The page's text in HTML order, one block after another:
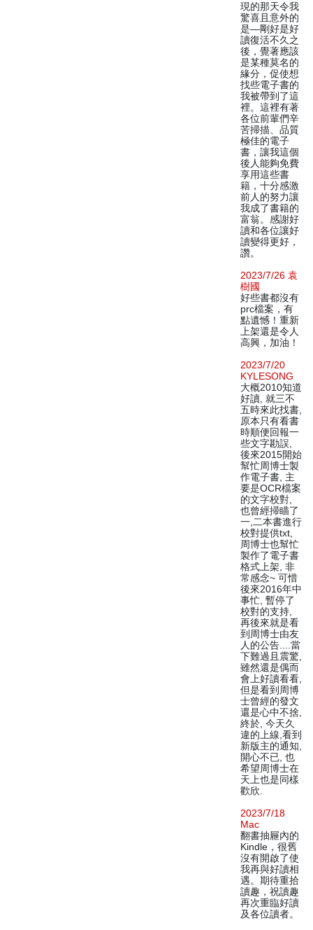
現的那天令我
驚喜且意外的
是—剛好是好
讀復活不久之
後，覺著應該
是某種莫名的
緣分，促使想
找些電子書的
我被帶到了這
裡。這裡有著
各位前輩們辛
苦掃描、品質
極佳的電子
書，讓我這個
後人能夠免費
享用這些書
籍，十分感激
前人的努力讓
我成了書籍的
富翁。感謝好
讀和各位讓好
讀變得更好，
讚。
2023/7/26 袁
樹國
好些書都沒有
prc檔案，有
點遺憾！重新
上架還是令人
高興，加油！
2023/7/20
KYLESONG
大概2010知道
好讀, 就三不
五時來此找書,
原本只有看書
時順便回報一
些文字勘誤,
後來2015開始
幫忙周博士製
作電子書, 主
要是OCR檔案
的文字校對,
也曾經掃瞄了
一,二本書進行
校對提供txt,
周博士也幫忙
製作了電子書
格式上架, 非
常感念~ 可惜
後來2016年中
事忙, 暫停了
校對的支持,
再後來就是看
到周博士由友
人的公告....當
下難過且震驚,
雖然還是偶而
會上好讀看看,
但是看到周博
士曾經的發文
還是心中不捨,
終於, 今天久
違的上線,看到
新版主的通知,
開心不已, 也
希望周博士在
天上也是同樣
歡欣.
2023/7/18
Mac
翻書抽屜內的
Kindle，很舊
沒有開啟了使
我再與好讀相
遇。期待重拾
讀趣，祝讀趣
再次重臨好讀
及各位讀者。